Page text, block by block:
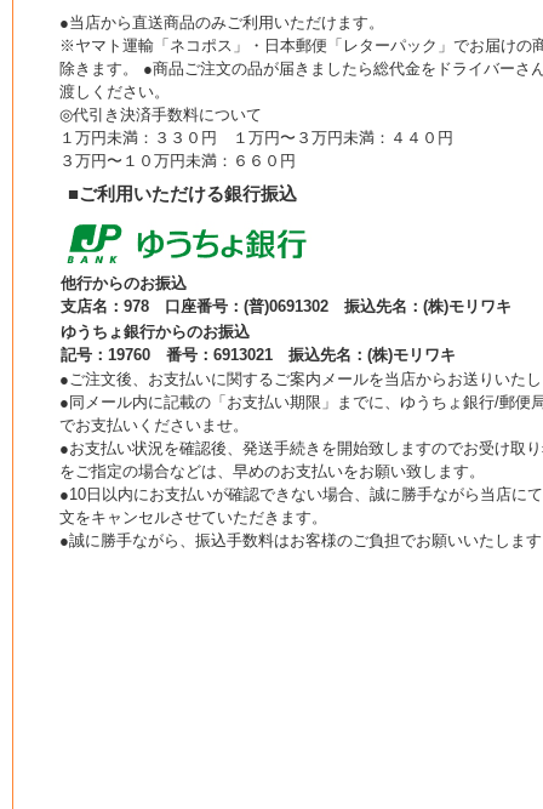
●当店から直送商品のみご利用いただけます。
※ヤマト運輸「ネコポス」・日本郵便「レターパック」でお届けの
除きます。 ●商品ご注文の品が届きましたら総代金をドライバーさ
渡しください。
◎代引き決済手数料について
１万円未満：３３０円 １万円〜３万円未満：４４０円
３万円〜１０万円未満：６６０円
■ご利用いただける銀行振込
他行からのお振込
支店名：978 口座番号：(普)0691302 振込先名：(株)モリワキ
ゆうちょ銀行からのお振込
記号：19760 番号：6913021 振込先名：(株)モリワキ
●ご注文後、お支払いに関するご案内メールを当店からお送りいた
●同メール内に記載の「お支払い期限」までに、ゆうちょ銀行/郵便
でお支払いくださいませ。
●お支払い状況を確認後、発送手続きを開始致しますのでお受け取
をご指定の場合などは、早めのお支払いをお願い致します。
●10日以内にお支払いが確認できない場合、誠に勝手ながら当店に
文をキャンセルさせていただきます。
●誠に勝手ながら、振込手数料はお客様のご負担でお願いいたしま